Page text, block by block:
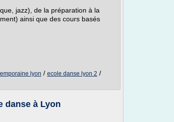
jazz), de la préparation à la
ainsi que des cours basés
lyon / ecole danse lyon 2 /
danse à Lyon